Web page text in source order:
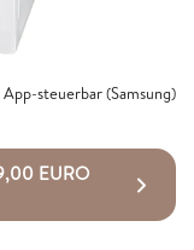
steuerbar (Samsung)
EURO